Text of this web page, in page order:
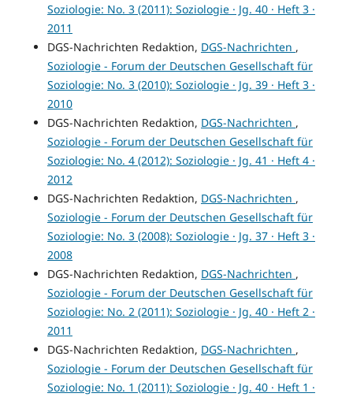
Soziologie: No. 3 (2011): Soziologie · Jg. 40 · Heft 3 ·
2011
DGS-Nachrichten Redaktion, DGS-Nachrichten ,
Soziologie - Forum der Deutschen Gesellschaft für
Soziologie: No. 3 (2010): Soziologie · Jg. 39 · Heft 3 ·
2010
DGS-Nachrichten Redaktion, DGS-Nachrichten ,
Soziologie - Forum der Deutschen Gesellschaft für
Soziologie: No. 4 (2012): Soziologie · Jg. 41 · Heft 4 ·
2012
DGS-Nachrichten Redaktion, DGS-Nachrichten ,
Soziologie - Forum der Deutschen Gesellschaft für
Soziologie: No. 3 (2008): Soziologie · Jg. 37 · Heft 3 ·
2008
DGS-Nachrichten Redaktion, DGS-Nachrichten ,
Soziologie - Forum der Deutschen Gesellschaft für
Soziologie: No. 2 (2011): Soziologie · Jg. 40 · Heft 2 ·
2011
DGS-Nachrichten Redaktion, DGS-Nachrichten ,
Soziologie - Forum der Deutschen Gesellschaft für
Soziologie: No. 1 (2011): Soziologie · Jg. 40 · Heft 1 ·